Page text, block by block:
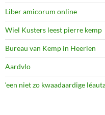
Liber amicorum online
Wiel Kusters leest pierre kemp
Bureau van Kemp in Heerlen
Aardvlo
‘een niet zo kwaadaardige